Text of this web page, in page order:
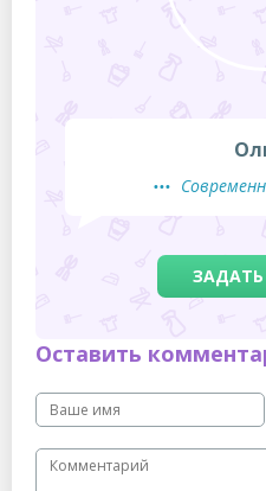
Оставить